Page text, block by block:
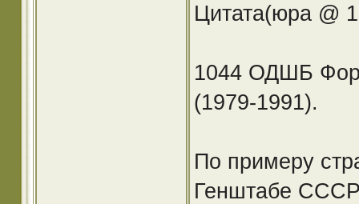
Цитата(юра @
1044 ОДШБ
(1979-1991).
По примеру
Генштабе